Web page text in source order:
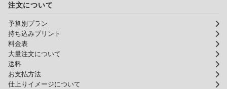
注文について
予算別プラン
持ち込みプリント
料金表
大量注文について
送料
お支払方法
仕上りイメージについて